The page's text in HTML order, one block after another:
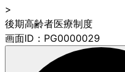
>
後期高齢者医療制度
画面ID：PG0000029